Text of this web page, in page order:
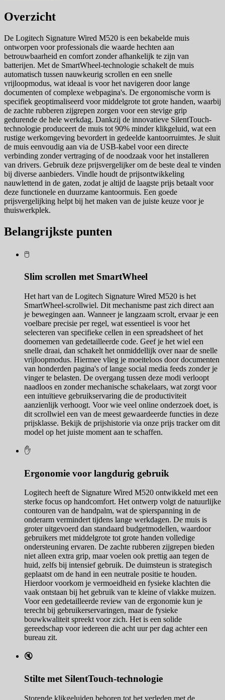
Overzicht
De Logitech Signature Wired M520 is een bekabelde muis
ontworpen voor professionals die waarde hechten aan
betrouwbaarheid en comfort zonder afhankelijk te zijn van
batterijen. Met de SmartWheel-technologie schakelt de muis
automatisch tussen nauwkeurig scrollen en een snelle
vrijloopmodus, wat ideaal is voor het navigeren door lange
documenten of complexe webpagina's. De ergonomische vorm is
specifiek geoptimaliseerd voor middelgrote tot grote handen, waarbij
de zachte rubberen zijgrepen zorgen voor een stevige grip
gedurende de hele werkdag. Dankzij de innovatieve SilentTouch-
technologie produceert de muis tot 90% minder klikgeluid, wat een
rustige werkomgeving bevordert in gedeelde kantoorruimtes. Je sluit
de muis eenvoudig aan via de USB-kabel voor een directe
verbinding zonder vertraging of de noodzaak voor het installeren
van drivers. Gebruik deze prijsvergelijker om de beste deal te vinden
bij diverse aanbieders. Vindle houdt de prijsontwikkeling
nauwlettend in de gaten, zodat je altijd de laagste prijs betaalt voor
deze functionele en duurzame kantoormuis. Een goede
prijsvergelijking helpt bij het maken van de juiste keuze voor je
thuiswerkplek.
Belangrijkste punten
🖱️
Slim scrollen met SmartWheel
Het hart van de Logitech Signature Wired M520 is het
SmartWheel-scrollwiel. Dit mechanisme past zich direct aan
je bewegingen aan. Wanneer je langzaam scrolt, ervaar je een
voelbare precisie per regel, wat essentieel is voor het
selecteren van specifieke cellen in een spreadsheet of het
doornemen van gedetailleerde code. Geef je het wiel een
snelle draai, dan schakelt het onmiddellijk over naar de snelle
vrijloopmodus. Hiermee vlieg je moeiteloos door documenten
van honderden pagina's of lange social media feeds zonder je
vinger te belasten. De overgang tussen deze modi verloopt
naadloos en zonder mechanische schakelaars, wat zorgt voor
een intuïtieve gebruikservaring die de productiviteit
aanzienlijk verhoogt. Voor wie veel online onderzoek doet, is
dit scrollwiel een van de meest gewaardeerde functies in deze
prijsklasse. Bekijk de prijshistorie via onze prijs tracker om dit
model op het juiste moment aan te schaffen.
✋
Ergonomie voor langdurig gebruik
Logitech heeft de Signature Wired M520 ontwikkeld met een
sterke focus op handcomfort. Het ontwerp volgt de natuurlijke
contouren van de handpalm, wat de spierspanning in de
onderarm vermindert tijdens lange werkdagen. De muis is
groter uitgevoerd dan standaard budgetmodellen, waardoor
gebruikers met middelgrote tot grote handen volledige
ondersteuning ervaren. De zachte rubberen zijgrepen bieden
niet alleen extra grip, maar voelen ook prettig aan tegen de
huid, zelfs bij intensief gebruik. De duimsteun is strategisch
geplaatst om de hand in een neutrale positie te houden.
Hierdoor voorkom je vermoeidheid en fysieke klachten die
vaak ontstaan bij het gebruik van te kleine of vlakke muizen.
Voor een gedetailleerde review van de ergonomie kun je
terecht bij gebruikerservaringen, maar de fysieke
bouwkwaliteit spreekt voor zich. Het is een solide
gereedschap voor iedereen die acht uur per dag achter een
bureau zit.
🔇
Stilte met SilentTouch-technologie
Storende klikgeluiden behoren tot het verleden met de